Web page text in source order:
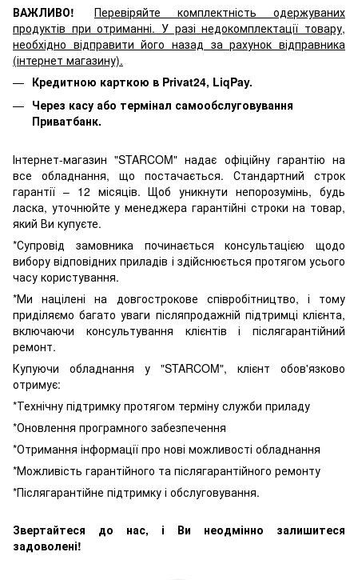
ВАЖЛИВО!
Перевіряйте комплектність одержуваних
продуктів при отриманні. У разі недокомплектації товару,
необхідно відправити його назад за рахунок відправника
(інтернет магазину).
Кредитною карткою в Privat24, LiqPay.
Через касу або термінал самообслуговування
Приватбанк.
Інтернет-магазин "STARCOM" надає офіційну гарантію на
все обладнання, що постачається. Стандартний строк
гарантії – 12 місяців. Щоб уникнути непорозумінь, будь
ласка, уточнюйте у менеджера гарантійні строки на товар,
який Ви купуєте.
*Супровід замовника починається консультацією щодо
вибору відповідних приладів і здійснюється протягом усього
часу користування.
*Ми націлені на довгострокове співробітництво, і тому
приділяємо багато уваги післяпродажній підтримці клієнта,
включаючи консультування клієнтів і післягарантійний
ремонт.
Купуючи обладнання у "STARCOM", клієнт обов'язково
отримує:
*Технічну підтримку протягом терміну служби приладу
*Оновлення програмного забезпечення
*Отримання інформації про нові можливості обладнання
*Можливість гарантійного та післягарантійного ремонту
*Післягарантійне підтримку і обслуговування.
Звертайтеся до нас, і Ви неодмінно залишитеся
задоволені!